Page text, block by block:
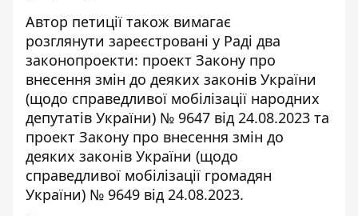
Автор петиції також вимагає
розглянути зареєстровані у Раді два
законопроекти: проект Закону про
внесення змін до деяких законів України
(щодо справедливої мобілізації народних
депутатів України) № 9647 від 24.08.2023 та
проект Закону про внесення змін до
деяких законів України (щодо
справедливої мобілізації громадян
України) № 9649 від 24.08.2023.